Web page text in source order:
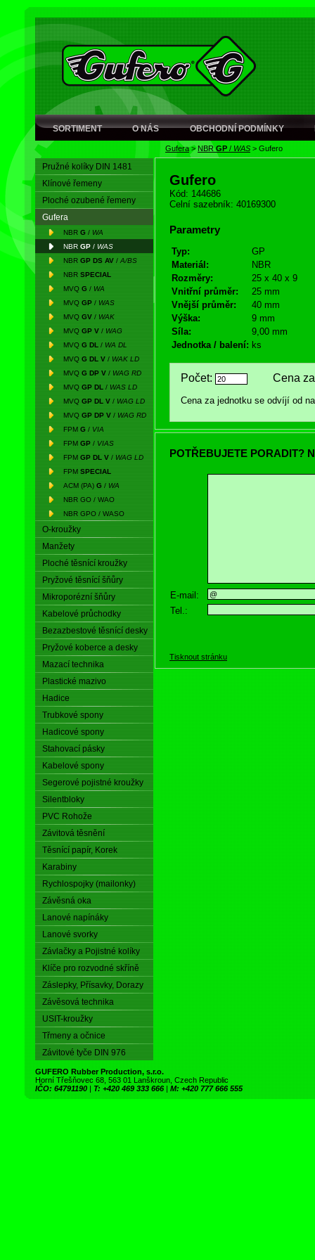
SORTIMENT O NÁS OBCHODNÍ PODMÍNKY
Gufera> NBRGP / WAS > Gufero
Pružné kolíky DIN 1481
Klínové řemeny
Ploché ozubené řemeny
Gufera
NBR G / WA
NBR GP / WAS
NBR GP DS AV / A/BS
NBR SPECIAL
MVQ G / WA
MVQ GP / WAS
MVQ GV / WAK
MVQ GP V / WAG
MVQ G DL / WA DL
MVQ G DL V / WAK LD
MVQ G DP V / WAG RD
MVQ GP DL / WAS LD
MVQ GP DL V / WAG LD
MVQ GP DP V / WAG RD
FPM G / VIA
FPM GP / VIAS
FPM GP DL V / WAG LD
FPM SPECIAL
ACM (PA) G / WA
NBR GO / WAO
NBR GPO / WASO
O-kroužky
Manžety
Ploché těsnící kroužky
Pryžové těsnící šňůry
Mikroporézní šňůry
Kabelové průchodky
Bezazbestové těsnící desky
Pryžové koberce a desky
Mazací technika
Plastické mazivo
Hadice
Trubkové spony
Hadicové spony
Stahovací pásky
Kabelové spony
Segerové pojistné kroužky
Silentbloky
PVC Rohože
Závitová těsnění
Těsnící papír, Korek
Karabiny
Rychlospojky (mailonky)
Závěsná oka
Lanové napínáky
Lanové svorky
Závlačky a Pojistné kolíky
Klíče pro rozvodné skříně
Záslepky, Přísavky, Dorazy
Závěsová technika
USIT-kroužky
Třmeny a očnice
Závitové tyče DIN 976
Gufero
Kód: 144686
Celní sazebník: 40169300
Parametry
Typ:
GP
Materiál:
NBR
Rozměry:
25 x 40 x 9
Vnitřní průměr:
25 mm
Vnější průměr:
40 mm
Výška:
9 mm
Síla:
9,00 mm
Jednotka / balení: ks
Počet: Cena za
Cena za jednotku se odvíjí od
POTŘEBUJETE PORADIT?
E-mail:
Tel.:
Tisknout stránku
GUFERO Rubber Production, s.r.o.
Horní Třešňovec 68, 563 01 Lanškroun, Czech Republic
IČO: 64791190 | T: +420 469 333 666 | M: +420 777 666 555